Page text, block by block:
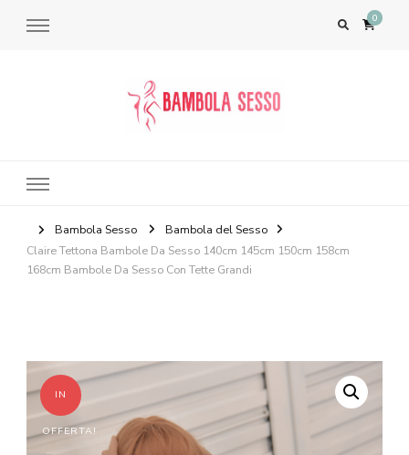
0
Bambola Sesso
Bambola del Sesso
Claire Tettona Bambole Da Sesso 140cm 145cm 150cm 158cm
168cm Bambole Da Sesso Con Tette Grandi
IN
OFFERTA!